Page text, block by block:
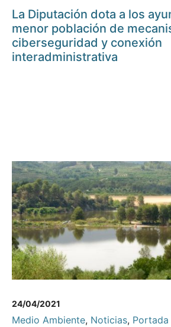
La Diputación dota a los
menor población de
ciberseguridad y conexión
interadministrativa
24/04/2021
Medio Ambiente, Noticias, Portada